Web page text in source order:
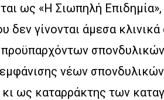
ως «Η Σιωπηλή Επιδημία»,
γίνονται άμεσα κλινικά
νέων
ως καταρράκτης των